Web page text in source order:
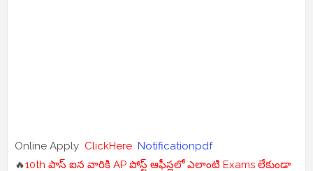
Online Apply ClickHere Notificationpdf
🔥10th పాస్ ఐన వారికి AP పోస్ట్ ఆఫీస్లలో ఎలాంటి Exams లేకుండా